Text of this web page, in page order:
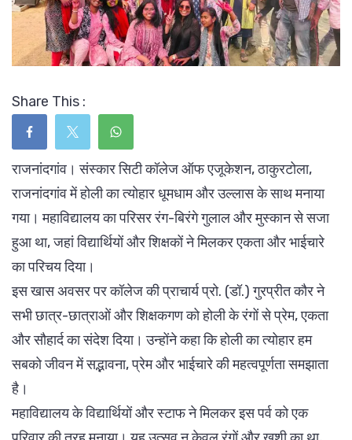
Share This :
राजनांदगांव। संस्कार सिटी कॉलेज ऑफ एजूकेशन, ठाकुरटोला,
राजनांदगांव में होली का त्योहार धूमधाम और उल्लास के साथ मनाया
गया। महाविद्यालय का परिसर रंग-बिरंगे गुलाल और मुस्कान से सजा
हुआ था, जहां विद्यार्थियों और शिक्षकों ने मिलकर एकता और भाईचारे
का परिचय दिया।
इस खास अवसर पर कॉलेज की प्राचार्य प्रो. (डॉ.) गुरप्रीत कौर ने
सभी छात्र-छात्राओं और शिक्षकगण को होली के रंगों से प्रेम, एकता
और सौहार्द का संदेश दिया। उन्होंने कहा कि होली का त्योहार हम
सबको जीवन में सद्भावना, प्रेम और भाईचारे की महत्वपूर्णता समझाता
है।
महाविद्यालय के विद्यार्थियों और स्टाफ ने मिलकर इस पर्व को एक